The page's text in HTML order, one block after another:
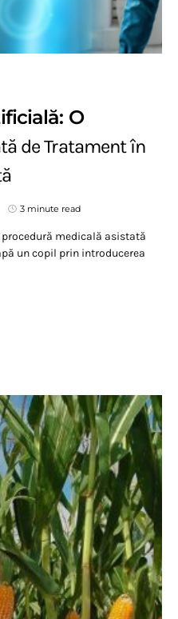
O
de Tratament în
3 minute read
medicală asistată
un copil prin introducerea